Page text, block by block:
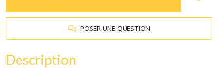
POSER UNE QUESTION
Description